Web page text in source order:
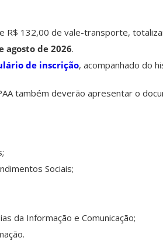
R$ 132,00 de vale-transporte,
agosto de 2026.
de inscrição, acompanhado do
também deverão apresentar o
Sociais;
da Informação e Comunicação;